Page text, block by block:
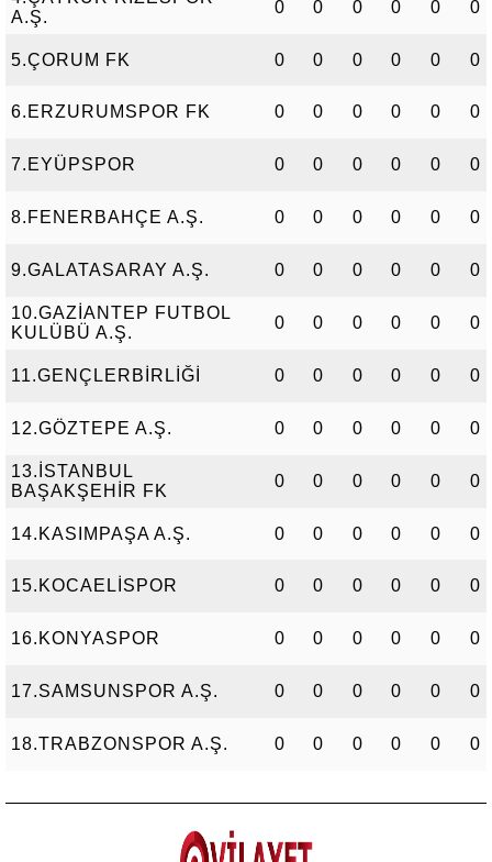
A.Ş.
0 0 0 0 0 0
5.ÇORUM FK 0 0 0 0 0 0
6.ERZURUMSPOR FK 0 0 0 0 0 0
7.EYÜPSPOR 0 0 0 0 0 0
8.FENERBAHÇE A.Ş. 0 0 0 0 0 0
9.GALATASARAY A.Ş. 0 0 0 0 0 0
10.GAZİANTEP FUTBOL
KULÜBÜ A.Ş.
0 0 0 0 0 0
11.GENÇLERBİRLİĞİ 0 0 0 0 0 0
12.GÖZTEPE A.Ş. 0 0 0 0 0 0
13.İSTANBUL
BAŞAKŞEHİR FK
0 0 0 0 0 0
14.KASIMPAŞA A.Ş. 0 0 0 0 0 0
15.KOCAELİSPOR 0 0 0 0 0 0
16.KONYASPOR 0 0 0 0 0 0
17.SAMSUNSPOR A.Ş. 0 0 0 0 0 0
18.TRABZONSPOR A.Ş. 0 0 0 0 0 0